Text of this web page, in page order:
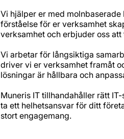
Vi hjälper er med
förståelse för er verksamhet
verksamhet och erbjuder oss
Vi arbetar för långsiktiga
driver vi er verksamhet framåt
lösningar är hållbara och
Muneris IT tillhandahåller rätt
ta ett helhetsansvar för ditt
stort engagemang.